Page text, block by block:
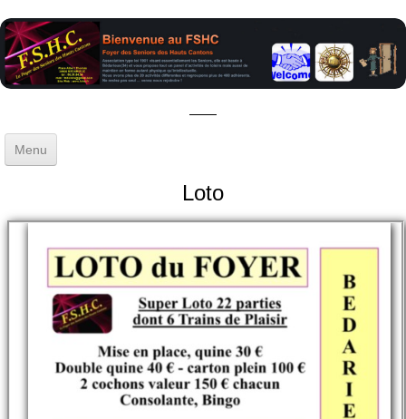
Menu
Gestion▼
Activités ▼
Sorties - Voyages
Loto